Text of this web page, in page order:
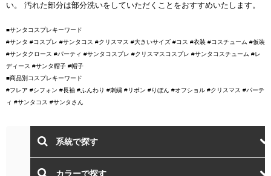
い。 汚れた部分は部分洗いをしていただくことをおすすめいたします。
■サンタコスプレキーワード
#サンタ #コスプレ #サンタコス #クリスマス #大きいサイズ #コス #衣装 #コスチューム #仮装
#サンタクロース #パーティ #サンタコスプレ #クリスマスコスプレ #サンタコスチューム #レ
ディース #サンタ帽子 #帽子
■商品別コスプレキーワード
#フレア #シフォン #長袖 #ふんわり #刺繍 #リボン #りぼん #オフショル #クリスマス #パーテ
ィ #サンタコス #サンタさん